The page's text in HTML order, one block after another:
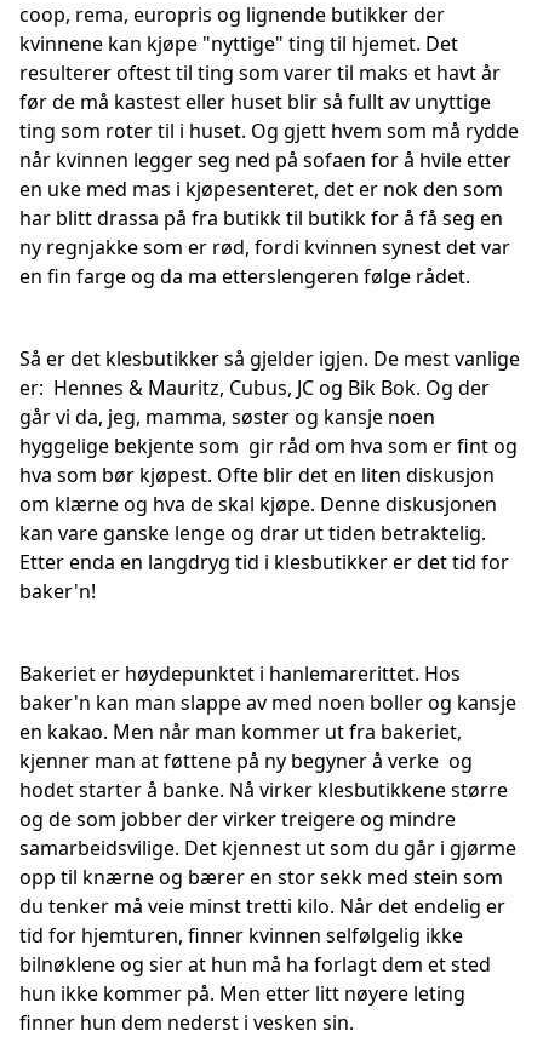
coop, rema, europris og lignende butikker der
kvinnene kan kjøpe "nyttige" ting til hjemet. Det
resulterer oftest til ting som varer til maks et havt år
før de må kastest eller huset blir så fullt av unyttige
ting som roter til i huset. Og gjett hvem som må rydde
når kvinnen legger seg ned på sofaen for å hvile etter
en uke med mas i kjøpesenteret, det er nok den som
har blitt drassa på fra butikk til butikk for å få seg en
ny regnjakke som er rød, fordi kvinnen synest det var
en fin farge og da ma etterslengeren følge rådet.
Så er det klesbutikker så gjelder igjen. De mest vanlige
er: Hennes & Mauritz, Cubus, JC og Bik Bok. Og der
går vi da, jeg, mamma, søster og kansje noen
hyggelige bekjente som gir råd om hva som er fint og
hva som bør kjøpest. Ofte blir det en liten diskusjon
om klærne og hva de skal kjøpe. Denne diskusjonen
kan vare ganske lenge og drar ut tiden betraktelig.
Etter enda en langdryg tid i klesbutikker er det tid for
baker'n!
Bakeriet er høydepunktet i hanlemarerittet. Hos
baker'n kan man slappe av med noen boller og kansje
en kakao. Men når man kommer ut fra bakeriet,
kjenner man at føttene på ny begyner å verke og
hodet starter å banke. Nå virker klesbutikkene større
og de som jobber der virker treigere og mindre
samarbeidsvilige. Det kjennest ut som du går i gjørme
opp til knærne og bærer en stor sekk med stein som
du tenker må veie minst tretti kilo. Når det endelig er
tid for hjemturen, finner kvinnen selfølgelig ikke
bilnøklene og sier at hun må ha forlagt dem et sted
hun ikke kommer på. Men etter litt nøyere leting
finner hun dem nederst i vesken sin.